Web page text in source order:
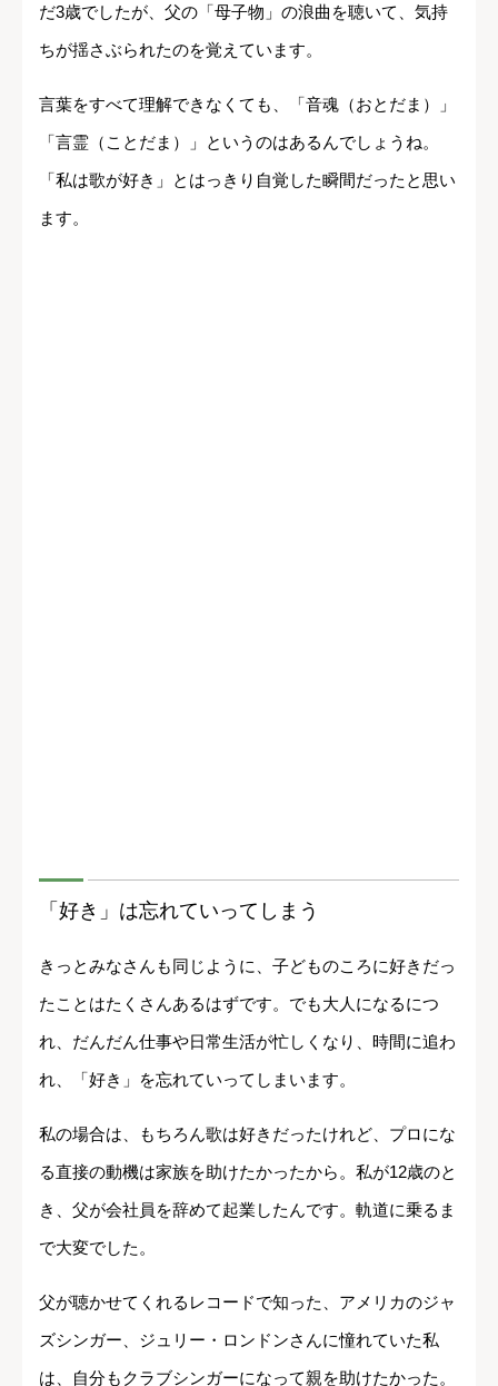
だ3歳でしたが、父の「母子物」の浪曲を聴いて、気持
ちが揺さぶられたのを覚えています。
言葉をすべて理解できなくても、「音魂（おとだま）」
「言霊（ことだま）」というのはあるんでしょうね。
「私は歌が好き」とはっきり自覚した瞬間だったと思い
ます。
「好き」は忘れていってしまう
きっとみなさんも同じように、子どものころに好きだっ
たことはたくさんあるはずです。でも大人になるにつ
れ、だんだん仕事や日常生活が忙しくなり、時間に追わ
れ、「好き」を忘れていってしまいます。
私の場合は、もちろん歌は好きだったけれど、プロにな
る直接の動機は家族を助けたかったから。私が12歳のと
き、父が会社員を辞めて起業したんです。軌道に乗るま
で大変でした。
父が聴かせてくれるレコードで知った、アメリカのジャ
ズシンガー、ジュリー・ロンドンさんに憧れていた私
は、自分もクラブシンガーになって親を助けたかった。